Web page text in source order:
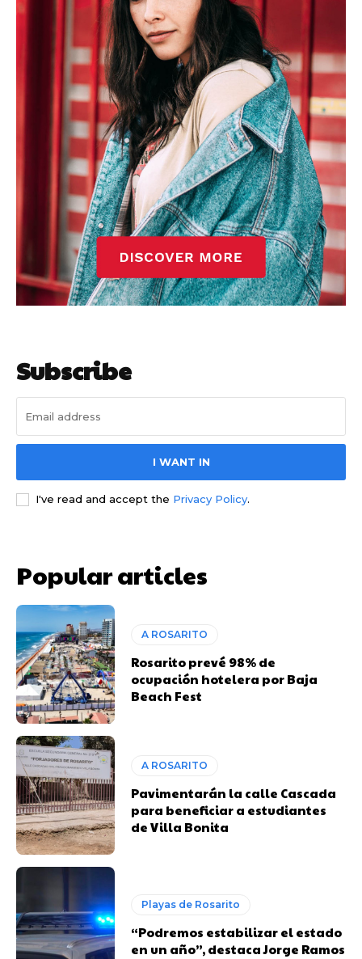
Subscribe
I WANT IN
I've read and accept the Privacy Policy.
Popular articles
A ROSARITO
Rosarito prevé 98% de
ocupación hotelera por Baja
Beach Fest
A ROSARITO
Pavimentarán la calle Cascada
para beneficiar a estudiantes
de Villa Bonita
Playas de Rosarito
“Podremos estabilizar el estado
en un año”, destaca Jorge Ramos